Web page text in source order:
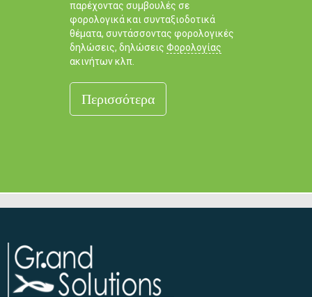
παρέχοντας συμβουλές σε
φορολογικά και συνταξιοδοτικά
θέματα, συντάσσοντας φορολογικές
δηλώσεις, δηλώσεις Φορολογίας
ακινήτων κλπ.
Περισσότερα